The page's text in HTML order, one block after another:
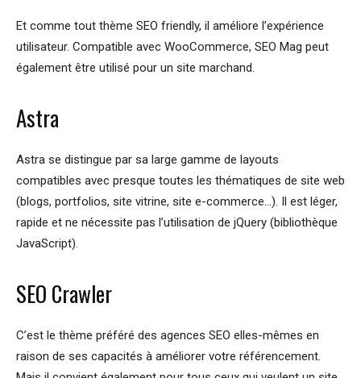
Et comme tout thème SEO friendly, il améliore l’expérience
utilisateur. Compatible avec WooCommerce, SEO Mag peut
également être utilisé pour un site marchand.
Astra
Astra se distingue par sa large gamme de layouts
compatibles avec presque toutes les thématiques de site web
(blogs, portfolios, site vitrine, site e-commerce…). Il est léger,
rapide et ne nécessite pas l’utilisation de jQuery (bibliothèque
JavaScript).
SEO Crawler
C’est le thème préféré des agences SEO elles-mêmes en
raison de ses capacités à améliorer votre référencement.